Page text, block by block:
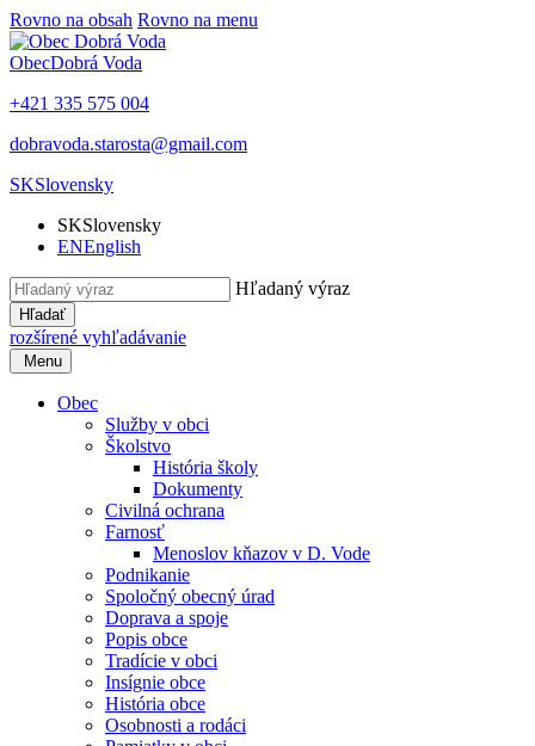
Rovno na obsah Rovno na menu
ObecDobrá Voda
+421 335 575 004
dobravoda.starosta@gmail.com
SKSlovensky
SKSlovensky
ENEnglish
Hľadaný výraz
Hľadať
rozšírené vyhľadávanie
Menu
Obec
Služby v obci
Školstvo
História školy
Dokumenty
Civilná ochrana
Farnosť
Menoslov kňazov v D. Vode
Podnikanie
Spoločný obecný úrad
Doprava a spoje
Popis obce
Tradície v obci
Insígnie obce
História obce
Osobnosti a rodáci